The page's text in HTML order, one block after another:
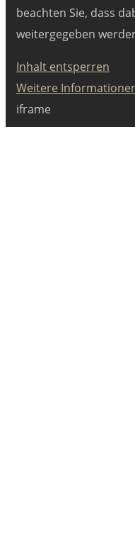
beachten Sie, dass
weitergegeben
Inhalt entsperren
Weitere
iframe